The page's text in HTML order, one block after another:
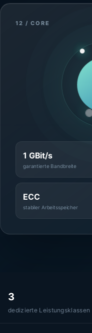
12 / CORE
1 GBit/s
garantierte Bandbreite
ECC
stabiler Arbeitsspeicher
3
dedizierte Leistungsklassen